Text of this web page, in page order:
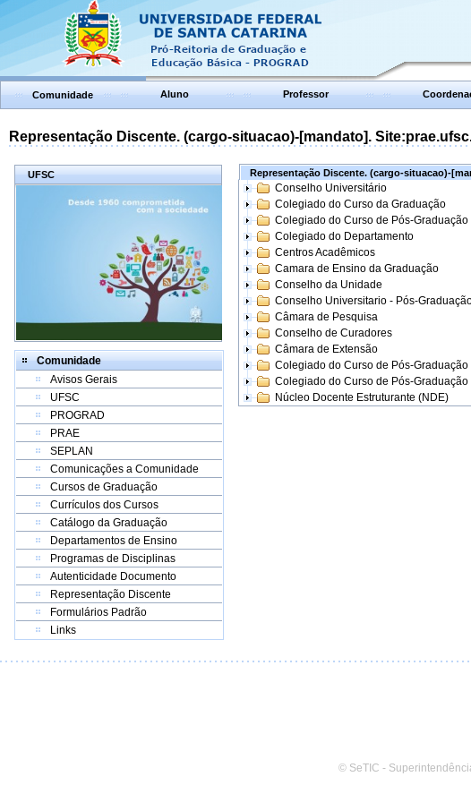
Comunidade Aluno Professor
Representação Discente. (cargo-situacao)-[mandato].
UFSC
Comunidade
Avisos Gerais
UFSC
PROGRAD
PRAE
SEPLAN
Comunicações a Comunidade
Cursos de Graduação
Currículos dos Cursos
Catálogo da Graduação
Departamentos de Ensino
Programas de Disciplinas
Autenticidade Documento
Representação Discente
Formulários Padrão
Links
Representação Discente. (cargo-situacao)-
Conselho Universitário
Colegiado do Curso da Graduação
Colegiado do Curso de Pós-Graduação
Colegiado do Departamento
Centros Acadêmicos
Camara de Ensino da Graduação
Conselho da Unidade
Conselho Universitario - Pós-
Câmara de Pesquisa
Conselho de Curadores
Câmara de Extensão
Colegiado do Curso de Pós-Graduação
Colegiado do Curso de Pós-
Núcleo Docente Estruturante (NDE)
© SeTIC -